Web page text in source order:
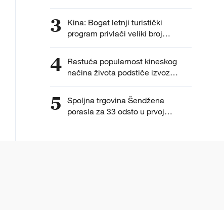
širom sveta
3
Kina: Bogat letnji turistički
program privlači veliki broj
posetilaca
4 Rastuća popularnost kineskog
načina života podstiče izvoz
kineskih proizvoda
5
Spoljna trgovina Šendžena
porasla za 33 odsto u prvoj